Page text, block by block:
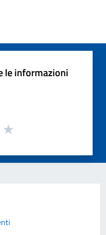
le informazioni